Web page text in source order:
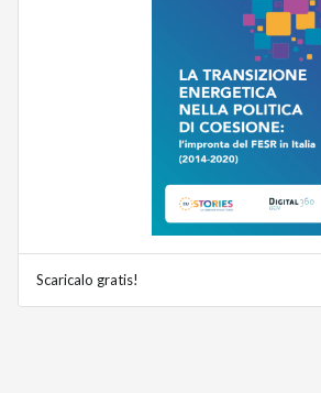
Scaricalo gratis!